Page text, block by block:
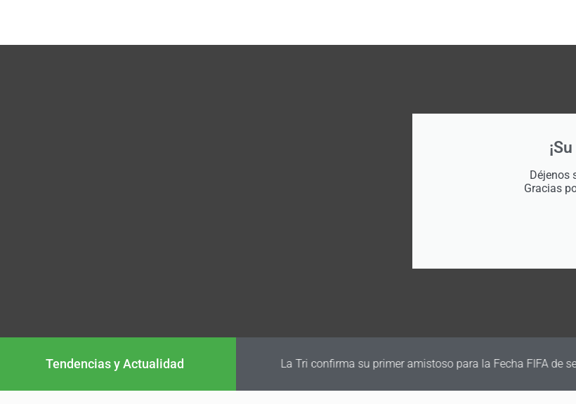
Déjenos
Gracias
Tendencias y Actualidad La Tri confirma su primer amistoso para la Fecha FIFA de